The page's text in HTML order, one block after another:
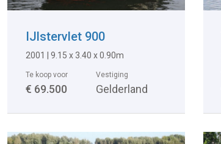
IJlstervlet 900
2001 | 9.15 x 3.40 x 0.90m
Te koop voor
€ 69.500
Vestiging
Gelderland